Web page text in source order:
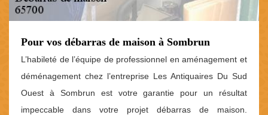
Pour vos débarras de maison à Sombrun
L’habileté de l’équipe de professionnel en aménagement et
déménagement chez l’entreprise Les Antiquaires Du Sud
Ouest à Sombrun est votre garantie pour un résultat
impeccable dans votre projet débarras de maison.